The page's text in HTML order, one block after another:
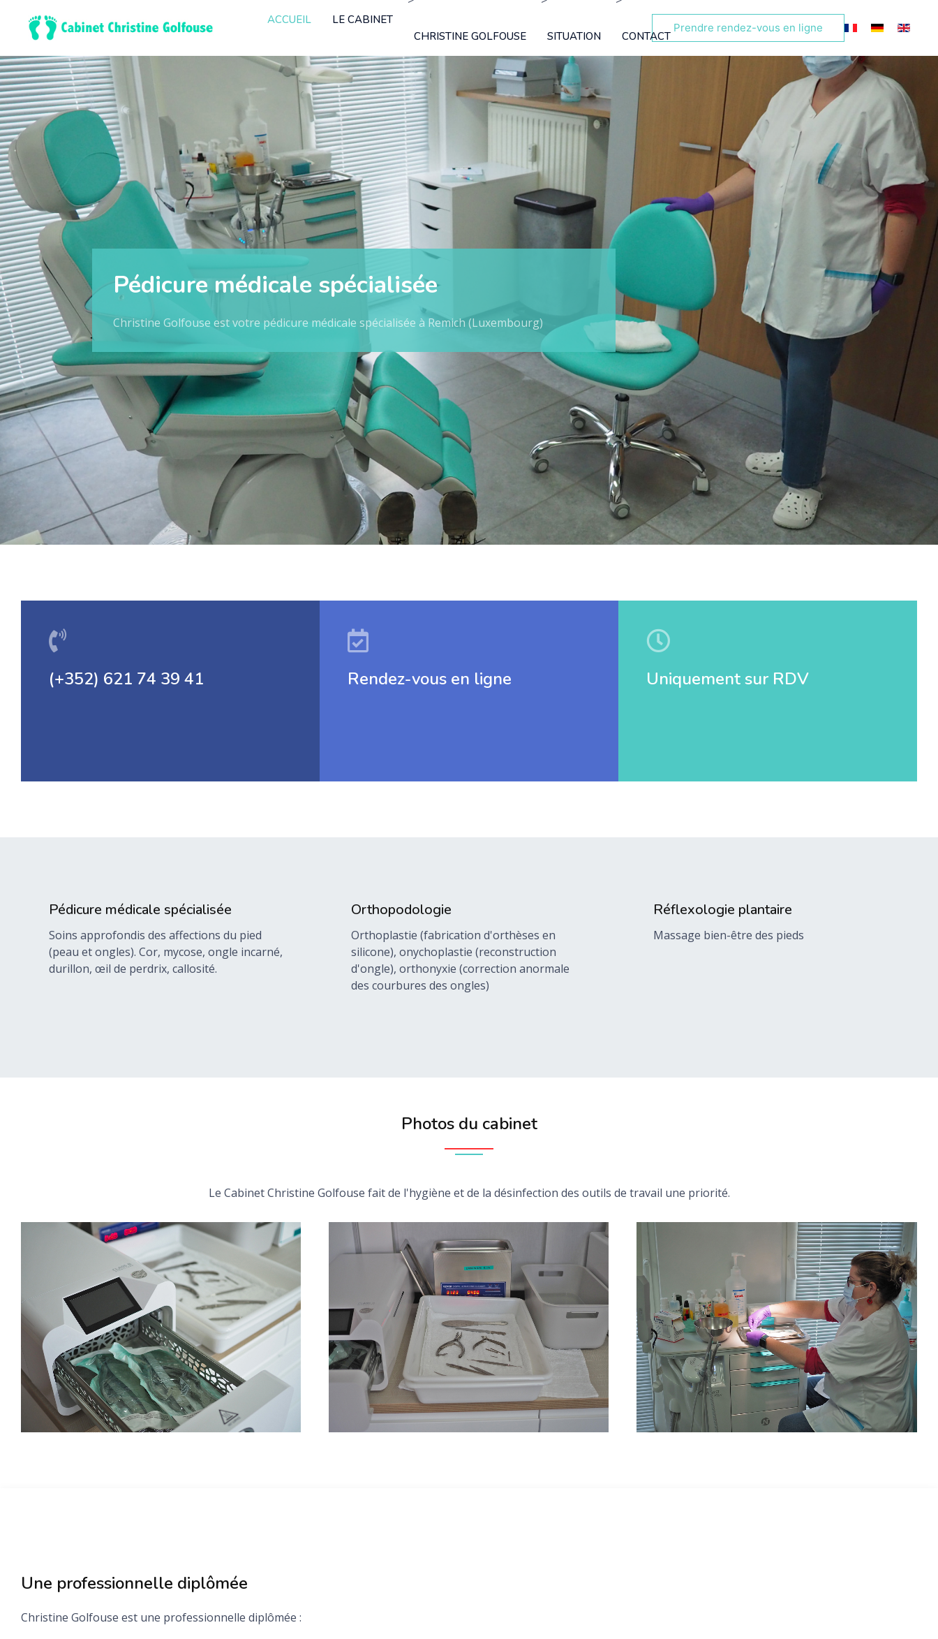
ACCUEIL LE CABINET
CHRISTINE GOLFOUSE SITUATION CONTACT
Prendre rendez-vous en ligne
Sélectionnez
Pédicure médicale spécialisée
Christine Golfouse est votre pédicure médicale spécialisée à Remich (Luxembourg)
(+352) 621 74 39 41 Rendez-vous en ligne Uniquement sur RDV
Pédicure médicale spécialisée
Soins approfondis des affections du pied
(peau et ongles). Cor, mycose, ongle incarné,
durillon, œil de perdrix, callosité.
Orthopodologie
Orthoplastie (fabrication d'orthèses en
silicone), onychoplastie (reconstruction
d'ongle), orthonyxie (correction anormale
des courbures des ongles)
Réflexologie plantaire
Massage bien-être des pieds
Photos du cabinet
Le Cabinet Christine Golfouse fait de l'hygiène et de la désinfection des outils de travail une priorité.
Une professionnelle diplômée
Christine Golfouse est une professionnelle diplômée :